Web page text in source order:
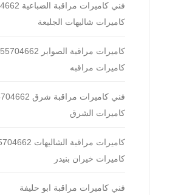
فني كاميرات
كاميرات شاليهات الجليعة
كاميرات مراقبه
فني كاميرات مراقبة شرق
كاميرات الشرق
كاميرات مراقبة الشاليهات
كاميرات خيران بنيدر
فني كاميرات مراقبة ابو حليفة